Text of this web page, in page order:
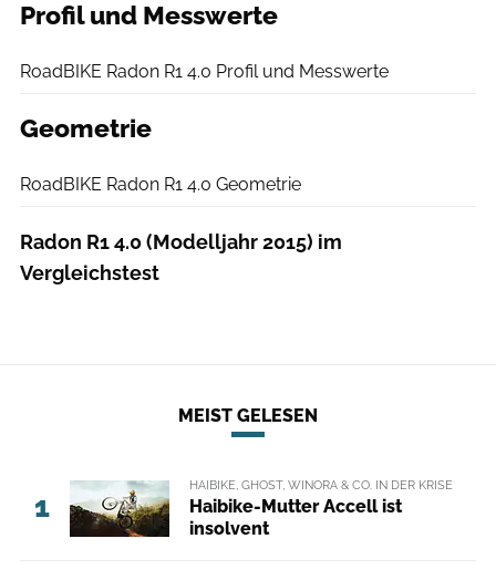
Profil und Messwerte
RoadBIKE Radon R1 4.0 Profil und Messwerte
Geometrie
RoadBIKE Radon R1 4.0 Geometrie
Radon R1 4.0 (Modelljahr 2015) im
Vergleichstest
MEIST GELESEN
1
HAIBIKE, GHOST, WINORA & CO. IN DER KRISE
Haibike-Mutter Accell ist
insolvent